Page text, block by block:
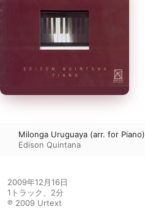
Milonga Uruguaya (arr. for Piano)
Edison Quintana
2009年12月16日
1トラック、2分
℗ 2009 Urtext